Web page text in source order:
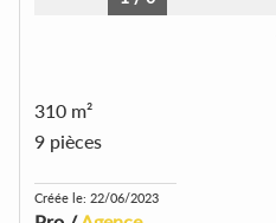
310 m²
9 pièces
Créée le: 22/06/2023